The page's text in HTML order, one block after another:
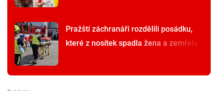
Pražští záchranáři rozdělili posádku,
které z nosítek spadla žena a zemřela